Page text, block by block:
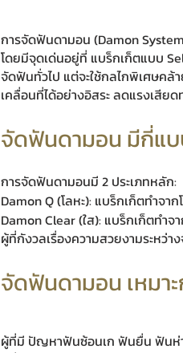
การจัดฟันดามอน (Damon
โดยมีจุดเด่นอยู่ที่ แบร็กเก็ตแบบ
จัดฟันทั่วไป แต่จะใช้กลไกพิเศษค
เคลื่อนที่ได้อย่างอิสระ ลดแรงเสีย
จัดฟันดามอน มีกี่แ
การจัดฟันดามอนมี 2 ประเภทหลัก:
Damon Q (โลหะ): แบร็กเก็ตทำจ
Damon Clear (ใส): แบร็กเก็ตทำ
ผู้ที่กังวลเรื่องความสวยงามระหว่า
จัดฟันดามอน เหมา
ผู้ที่มี ปัญหาฟันซ้อนเก ฟันยื่น ฟัน